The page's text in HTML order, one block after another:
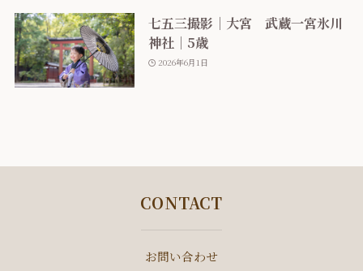
七五三撮影｜大宮 武蔵一宮氷川
神社｜5歳
2026年6月1日
CONTACT
お問い合わせ